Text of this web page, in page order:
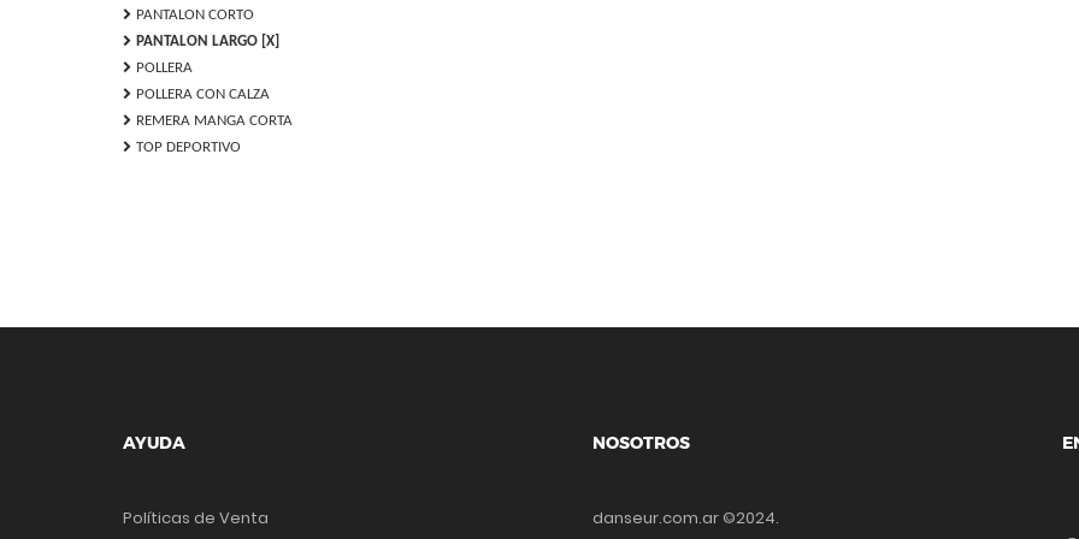
chevron_right PANTALON CORTO
chevron_right PANTALON LARGO [X]
chevron_right POLLERA
chevron_right POLLERA CON CALZA
chevron_right REMERA MANGA CORTA
chevron_right TOP DEPORTIVO
AYUDA
Políticas de Venta
NOSOTROS
danseur.com.ar ©2024.